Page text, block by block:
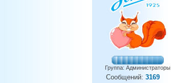
Группа: Администраторы
Сообщений: 3169